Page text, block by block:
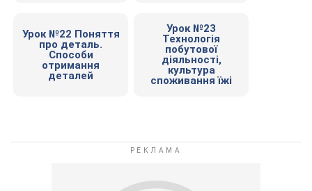
Урок №22 Поняття
про деталь.
Способи
отримання
деталей
Урок №23
Технологія
побутової
діяльності,
культура
споживання їжі